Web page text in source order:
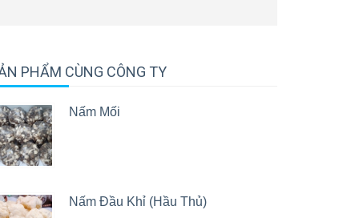
PHẨM CÙNG CÔNG TY
Nấm Mối
Nấm Đầu Khỉ (Hầu Thủ)